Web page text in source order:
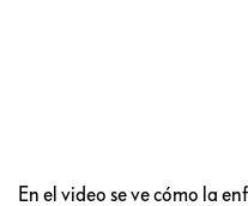
En el video se ve cómo la